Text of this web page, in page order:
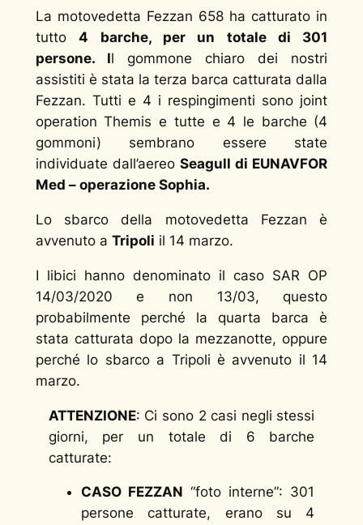
La motovedetta Fezzan 658 ha catturato in
tutto4 barche, per un totale di 301
persone. Il gommone chiaro dei nostri
assistiti è stata la terza barca catturata dalla
Fezzan. Tutti e 4 i respingimenti sono joint
operation Themis e tutte e 4 le barche (4
gommoni) sembrano essere state
individuate dall’aereo Seagull di EUNAVFOR
Med – operazione Sophia.
Lo sbarco della motovedetta Fezzan è
avvenuto a Tripoli il 14 marzo.
I libici hanno denominato il caso SAR OP
14/03/2020 e non 13/03, questo
probabilmente perché la quarta barca è
stata catturata dopo la mezzanotte, oppure
perché lo sbarco a Tripoli è avvenuto il 14
marzo.
ATTENZIONE: Ci sono 2 casi negli stessi
giorni, per un totale di 6 barche
catturate:
CASO FEZZAN “foto interne”: 301
persone catturate, erano su 4